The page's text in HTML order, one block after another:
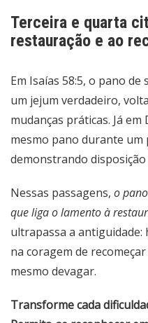
Terceira e quarta
restauração e ao
Em Isaías 58:5, o pano
um jejum verdadeiro,
mudanças práticas. Já
mesmo pano durante
demonstrando
Nessas passagens, o
que liga o lamento à
ultrapassa a antiguidade:
na coragem de
mesmo devagar.
Transforme cada